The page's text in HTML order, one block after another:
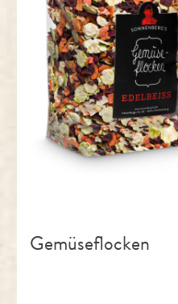
Gemüseflocken